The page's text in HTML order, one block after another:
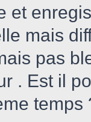
et
mais
pas
. Est il
temps